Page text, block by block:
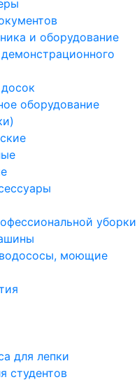
и оборудование
оборудование
уборки
моющие
для лепки
студентов